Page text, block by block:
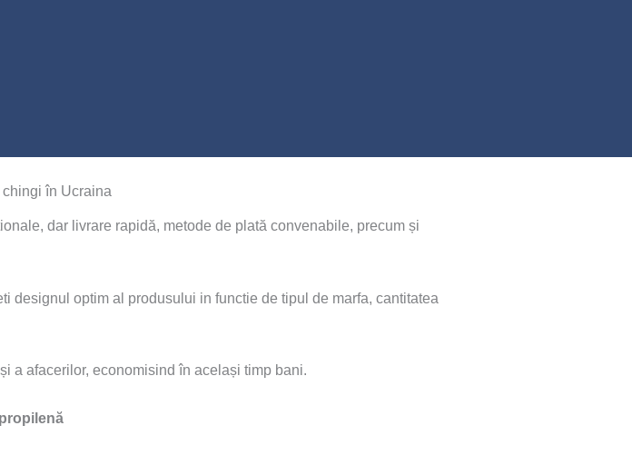
în Ucraina
dar livrare rapidă, metode de plată convenabile, precum și
designul optim al produsului in functie de tipul de marfa, cantitatea
a afacerilor, economisind în același timp bani.